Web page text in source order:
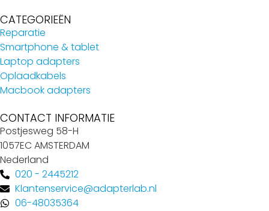
CATEGORIEËN
Reparatie
Smartphone & tablet
Laptop adapters
Oplaadkabels
Macbook adapters
CONTACT INFORMATIE
Postjesweg 58-H
1057EC AMSTERDAM
Nederland
020 - 2445212
Klantenservice@adapterlab.nl
06-48035364